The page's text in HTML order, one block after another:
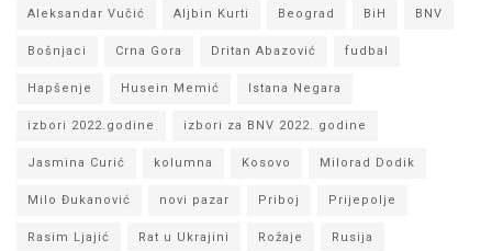
Aleksandar Vučić Aljbin Kurti Beograd BiH BNV
Bošnjaci Crna Gora Dritan Abazović fudbal
Hapšenje Husein Memić Istana Negara
izbori 2022.godine izbori za BNV 2022. godine
Jasmina Curić kolumna Kosovo Milorad Dodik
Milo Đukanović novi pazar Priboj Prijepolje
Rasim Ljajić Rat u Ukrajini Rožaje Rusija